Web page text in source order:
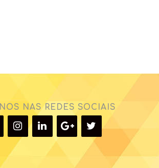
NAS REDES SOCIAIS